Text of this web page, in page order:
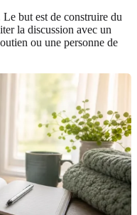
but est de construire du
la discussion avec un
ou une personne de